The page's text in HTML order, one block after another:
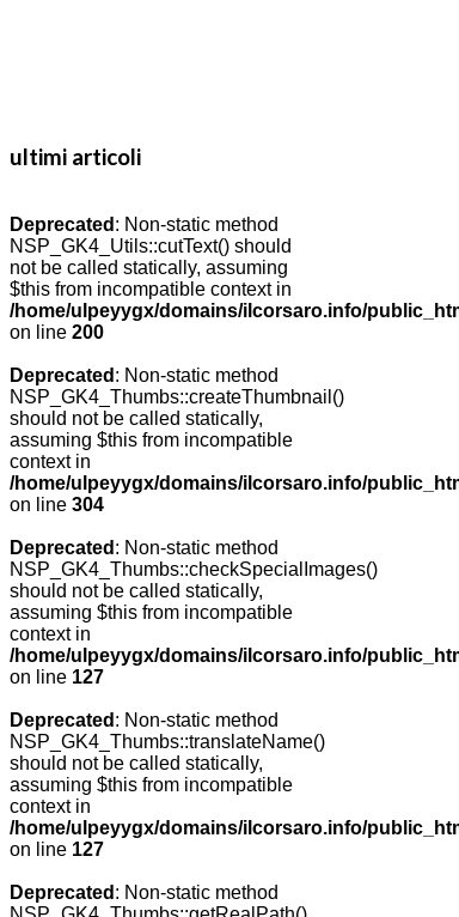
ultimi articoli
Deprecated : Non-static method
NSP_GK4_Utils::cutText() should
not be called statically, assuming
$this from incompatible context in
/home/ulpeyygx/domains/ilcorsaro.info/
on line 200
Deprecated : Non-static method
NSP_GK4_Thumbs::createThumbnail()
should not be called statically,
assuming $this from incompatible
context in
/home/ulpeyygx/domains/ilcorsaro.info/
on line 304
Deprecated : Non-static method
NSP_GK4_Thumbs::checkSpecialImages()
should not be called statically,
assuming $this from incompatible
context in
/home/ulpeyygx/domains/ilcorsaro.info/
on line 127
Deprecated : Non-static method
NSP_GK4_Thumbs::translateName()
should not be called statically,
assuming $this from incompatible
context in
/home/ulpeyygx/domains/ilcorsaro.info/
on line 127
Deprecated : Non-static method